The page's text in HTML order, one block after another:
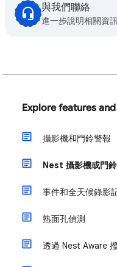
與我們聯絡
進一步說明相關資
Explore features
攝影機和門鈴警報
Nest 攝影機或門
事件和全天候錄影
熟面孔偵測
透過 Nest Aware